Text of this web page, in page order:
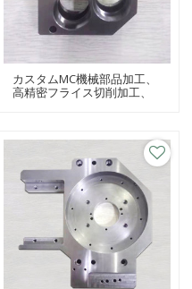
カスタムMC機械部品加工、
高精密フライス切削加工、